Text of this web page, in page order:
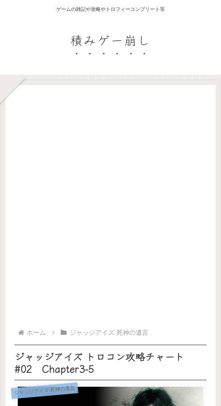
ゲームの雑記や攻略やトロフィーコンプリート等
積みゲー崩し
ホーム ジャッジアイズ 死神の遺言
ジャッジアイズ トロコン攻略チャート
#02 Chapter3-5
ジャッジアイズ 死神の遺言